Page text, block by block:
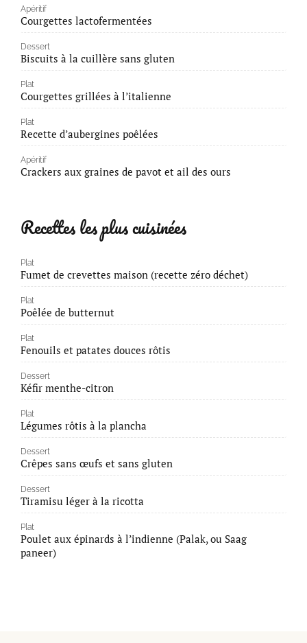
Apéritif
Courgettes lactofermentées
Dessert
Biscuits à la cuillère sans gluten
Plat
Courgettes grillées à l’italienne
Plat
Recette d’aubergines poêlées
Apéritif
Crackers aux graines de pavot et ail des ours
Recettes les plus cuisinées
Plat
Fumet de crevettes maison (recette zéro déchet)
Plat
Poêlée de butternut
Plat
Fenouils et patates douces rôtis
Dessert
Kéfir menthe-citron
Plat
Légumes rôtis à la plancha
Dessert
Crêpes sans œufs et sans gluten
Dessert
Tiramisu léger à la ricotta
Plat
Poulet aux épinards à l’indienne (Palak, ou Saag
paneer)